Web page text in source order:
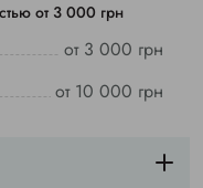
от 3 000 грн
от 3 000 грн
от 10 000 грн